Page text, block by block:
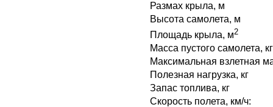
Размах крыла, м
Высота самолета, м
Площадь крыла, м2
Масса пустого самолета, кг
Максимальная взлетная
Полезная нагрузка, кг
Запас топлива, кг
Скорость полета, км/ч: